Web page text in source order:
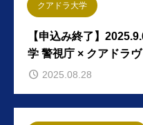
クアドラ大学
【申込み終了】
学 警視庁 × クアドラ
般公開特別講座 動画
2025.08.28